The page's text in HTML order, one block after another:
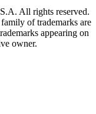
All rights reserved.
of trademarks are
appearing on
owner.